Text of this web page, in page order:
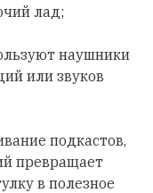
лад;
наушники
или звуков
подкастов,
превращает
в полезное